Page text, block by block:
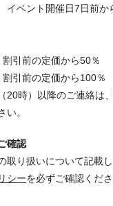
イベント開催日7日前
割引前の定価から50％
割引前の定価から100％
20時）以降のご連絡は
い。
確認
取り扱いについて記載
シーを必ずご確認くださ